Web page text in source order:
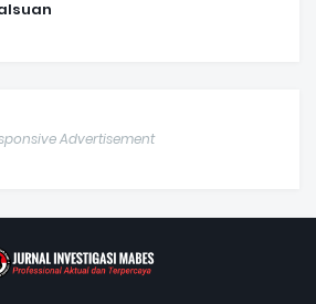
Advertisement